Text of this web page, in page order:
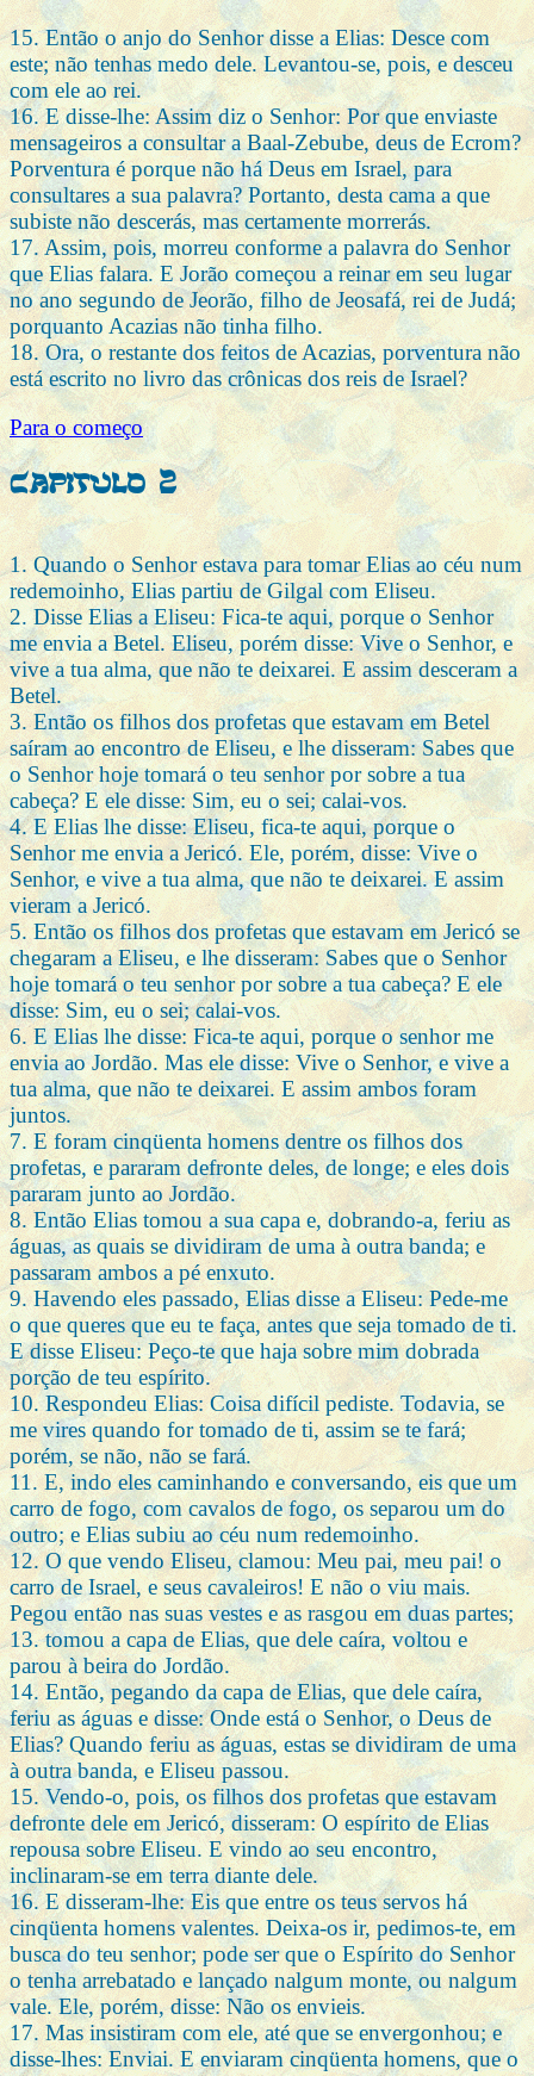
15. Então o anjo do Senhor disse a Elias: Desce com
este; não tenhas medo dele. Levantou-se, pois, e desceu
com ele ao rei.
16. E disse-lhe: Assim diz o Senhor: Por que enviaste
mensageiros a consultar a Baal-Zebube, deus de Ecrom?
Porventura é porque não há Deus em Israel, para
consultares a sua palavra? Portanto, desta cama a que
subiste não descerás, mas certamente morrerás.
17. Assim, pois, morreu conforme a palavra do Senhor
que Elias falara. E Jorão começou a reinar em seu lugar
no ano segundo de Jeorão, filho de Jeosafá, rei de Judá;
porquanto Acazias não tinha filho.
18. Ora, o restante dos feitos de Acazias, porventura não
está escrito no livro das crônicas dos reis de Israel?
Para o começo
Capitulo 2
1. Quando o Senhor estava para tomar Elias ao céu num
redemoinho, Elias partiu de Gilgal com Eliseu.
2. Disse Elias a Eliseu: Fica-te aqui, porque o Senhor
me envia a Betel. Eliseu, porém disse: Vive o Senhor, e
vive a tua alma, que não te deixarei. E assim desceram a
Betel.
3. Então os filhos dos profetas que estavam em Betel
saíram ao encontro de Eliseu, e lhe disseram: Sabes que
o Senhor hoje tomará o teu senhor por sobre a tua
cabeça? E ele disse: Sim, eu o sei; calai-vos.
4. E Elias lhe disse: Eliseu, fica-te aqui, porque o
Senhor me envia a Jericó. Ele, porém, disse: Vive o
Senhor, e vive a tua alma, que não te deixarei. E assim
vieram a Jericó.
5. Então os filhos dos profetas que estavam em Jericó se
chegaram a Eliseu, e lhe disseram: Sabes que o Senhor
hoje tomará o teu senhor por sobre a tua cabeça? E ele
disse: Sim, eu o sei; calai-vos.
6. E Elias lhe disse: Fica-te aqui, porque o senhor me
envia ao Jordão. Mas ele disse: Vive o Senhor, e vive a
tua alma, que não te deixarei. E assim ambos foram
juntos.
7. E foram cinqüenta homens dentre os filhos dos
profetas, e pararam defronte deles, de longe; e eles dois
pararam junto ao Jordão.
8. Então Elias tomou a sua capa e, dobrando-a, feriu as
águas, as quais se dividiram de uma à outra banda; e
passaram ambos a pé enxuto.
9. Havendo eles passado, Elias disse a Eliseu: Pede-me
o que queres que eu te faça, antes que seja tomado de ti.
E disse Eliseu: Peço-te que haja sobre mim dobrada
porção de teu espírito.
10. Respondeu Elias: Coisa difícil pediste. Todavia, se
me vires quando for tomado de ti, assim se te fará;
porém, se não, não se fará.
11. E, indo eles caminhando e conversando, eis que um
carro de fogo, com cavalos de fogo, os separou um do
outro; e Elias subiu ao céu num redemoinho.
12. O que vendo Eliseu, clamou: Meu pai, meu pai! o
carro de Israel, e seus cavaleiros! E não o viu mais.
Pegou então nas suas vestes e as rasgou em duas partes;
13. tomou a capa de Elias, que dele caíra, voltou e
parou à beira do Jordão.
14. Então, pegando da capa de Elias, que dele caíra,
feriu as águas e disse: Onde está o Senhor, o Deus de
Elias? Quando feriu as águas, estas se dividiram de uma
à outra banda, e Eliseu passou.
15. Vendo-o, pois, os filhos dos profetas que estavam
defronte dele em Jericó, disseram: O espírito de Elias
repousa sobre Eliseu. E vindo ao seu encontro,
inclinaram-se em terra diante dele.
16. E disseram-lhe: Eis que entre os teus servos há
cinqüenta homens valentes. Deixa-os ir, pedimos-te, em
busca do teu senhor; pode ser que o Espírito do Senhor
o tenha arrebatado e lançado nalgum monte, ou nalgum
vale. Ele, porém, disse: Não os envieis.
17. Mas insistiram com ele, até que se envergonhou; e
disse-lhes: Enviai. E enviaram cinqüenta homens, que o